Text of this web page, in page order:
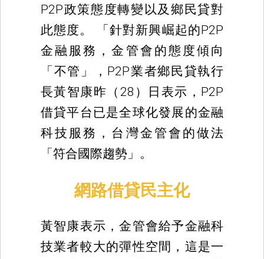
P2P政策態度轉變以及鄉民貸對
此態度。 「針對新興崛起的P2P
金融服務，金管會的態度傾向
「不管」，P2P業者鄉民貸執行
長黃智康昨（28）日表示，P2P
借貸平台已是全球化發展的金融
科技服務，台灣金管會的做法
「符合國際趨勢」。
網路借貸民主化
黃智康表示，金管會給予金融科
技業者較大的彈性空間，這是一